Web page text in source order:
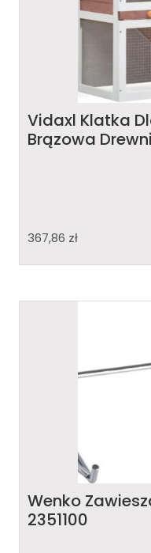
Vidaxl Klatka
Brązowa
367,86 zł
Wenko
2351100